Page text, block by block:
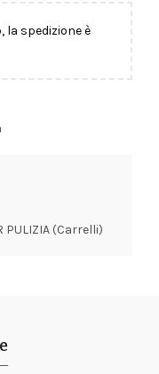
spedizione è
PULIZIA (Carrelli)